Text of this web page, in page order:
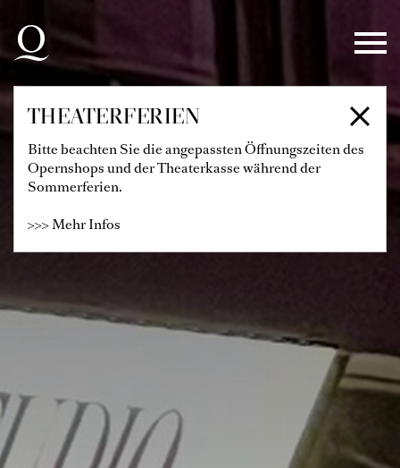
Zur Hauptnavigation springen
Zum Hauptinhalt springen
Zum Footer springen
THEATERFERIEN
Bitte beachten Sie die angepassten Öffnungszeiten des
Opernshops und der Theaterkasse während der
Sommerferien.
>>> Mehr Infos